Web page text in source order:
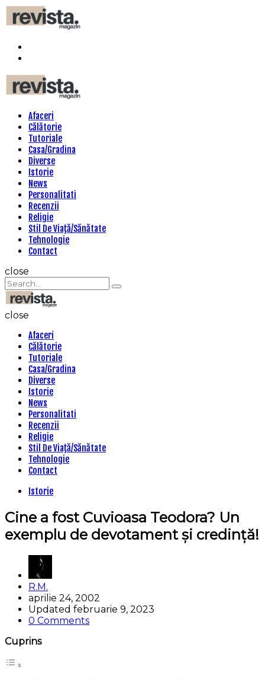
Menu
MenuAfaceri
Călătorie
Tutoriale
Casa/Gradina
Diverse
Istorie
News
Personalitati
Recenzii
Religie
Stil De Viaţă/Sănătate
Tehnologie
Contact
Search
close
Search
for:
Search
close
Afaceri
Călătorie
Tutoriale
Casa/Gradina
Diverse
Istorie
News
Personalitati
Recenzii
Religie
Stil De Viaţă/Sănătate
Tehnologie
Contact
Categories
Istorie
Cine a fost Cuvioasa Teodora? Un
exemplu de devotament și credință!
Posted
by
R.M.
aprilie 24, 2002
Updated februarie 9, 2023
0 Comments
Cuprins